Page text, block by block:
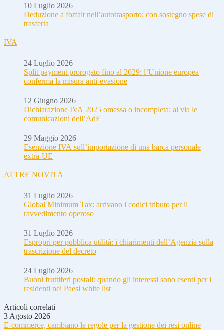
10 Luglio 2026
Deduzione a forfait nell’autotrasporto: con sostegno spese di
trasferta
IVA
24 Luglio 2026
Split payment prorogato fino al 2029: l’Unione europea
conferma la misura anti-evasione
12 Giugno 2026
Dichiarazione IVA 2025 omessa o incompleta: al via le
comunicazioni dell’AdE
29 Maggio 2026
Esenzione IVA sull’importazione di una barca personale
extra-UE
ALTRE NOVITÀ
31 Luglio 2026
Global Minimum Tax: arrivano i codici tributo per il
ravvedimento operoso
31 Luglio 2026
Espropri per pubblica utilità: i chiarimenti dell’Agenzia sulla
trascrizione del decreto
24 Luglio 2026
Buoni fruttiferi postali: quando gli interessi sono esenti per i
residenti nei Paesi white list
Articoli correlati
3 Agosto 2026
E-commerce, cambiano le regole per la gestione dei resi online